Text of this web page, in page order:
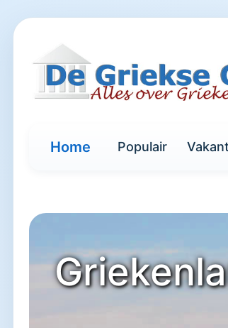
Home Populair